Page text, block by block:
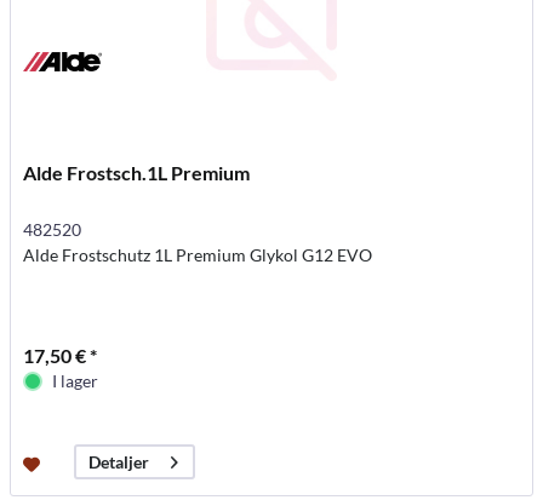
Alde Frostsch.1L Premium
482520
Alde Frostschutz 1L Premium Glykol G12 EVO
17,50 € *
I lager
Detaljer